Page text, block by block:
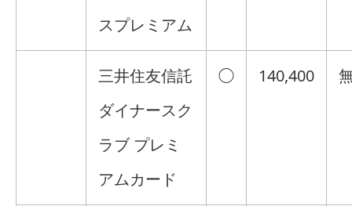
スプレミアム
三井住友信託
ダイナースク
ラブ プレミ
アムカード
◯ 140,400